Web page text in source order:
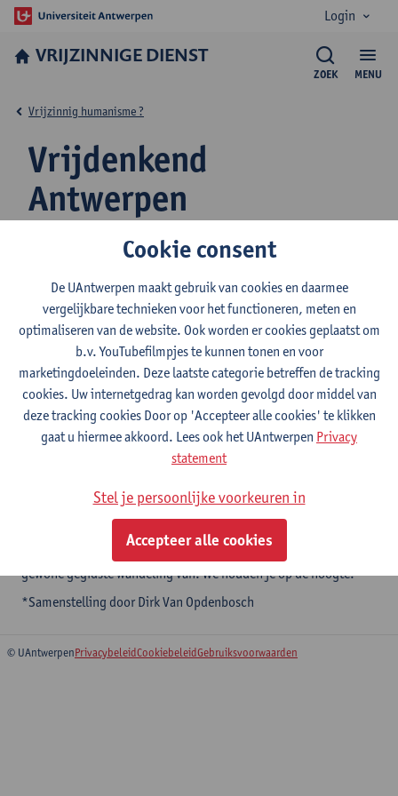
Login
VRIJZINNIGE DIENST
MENU
ZOEK
Vrijdenkend
Antwerpen
Audiotour over vrijdenkers, dwarsliggers, vernieuwers
Vrijzinnig humanisme ?
In 2021 lanceerde hetVermeylenfondseen heerlijke digitale
wandeling*. De stem van de betreurde Reinhilde Decleir is je gids
op deze tocht doorheen de Antwerpse straten. Vrijdenkers,
dwarsliggers, vernieuwers, vuilschrijvers en ander ambetant volk
staan centraal wanneer je doorheen de Antwerpse binnenstad
wandelt. Sommigen onder hen waren het product van de
revolutionaire jaren zestig, anderen kunnen dan weer beschouwd
worden als voorlopers en voorvechters van een geseculariseerde
samenleving. Ontdek deze digitale wandeling via
Antwerpen | izi.TRAVEL
gewone gegidste wandeling van. We houden je op de hoogte.
*Samenstelling door Dirk Van Opdenbosch
© UAntwerpenPrivacybeleidCookiebeleidGebruiksvoorwaarden
Cookie consent
De UAntwerpen maakt gebruik van cookies en daarmee
vergelijkbare technieken voor het functioneren, meten en
optimaliseren van de website. Ook worden er cookies geplaatst om
b.v. YouTubefilmpjes te kunnen tonen en voor
marketingdoeleinden. Deze laatste categorie betreffen de tracking
cookies. Uw internetgedrag kan worden gevolgd door middel van
deze tracking cookies Door op 'Accepteer alle cookies' te klikken
gaat u hiermee akkoord. Lees ook het UAntwerpen Privacy
statement
Stel je persoonlijke voorkeuren in
Accepteer alle cookies